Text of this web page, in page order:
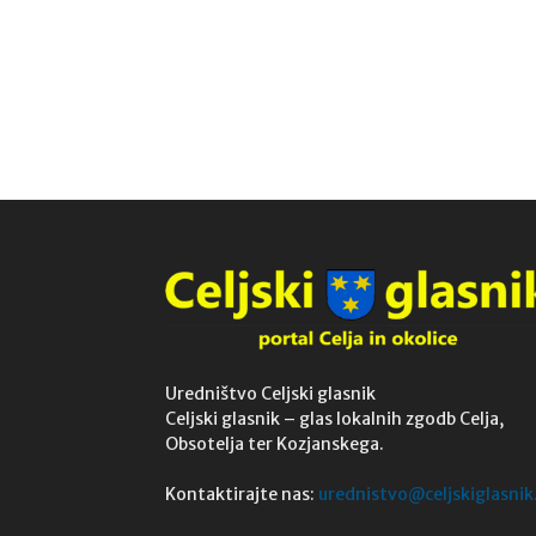
Uredništvo Celjski glasnik
Celjski glasnik – glas lokalnih zgodb Celja,
Obsotelja ter Kozjanskega.
Kontaktirajte nas: